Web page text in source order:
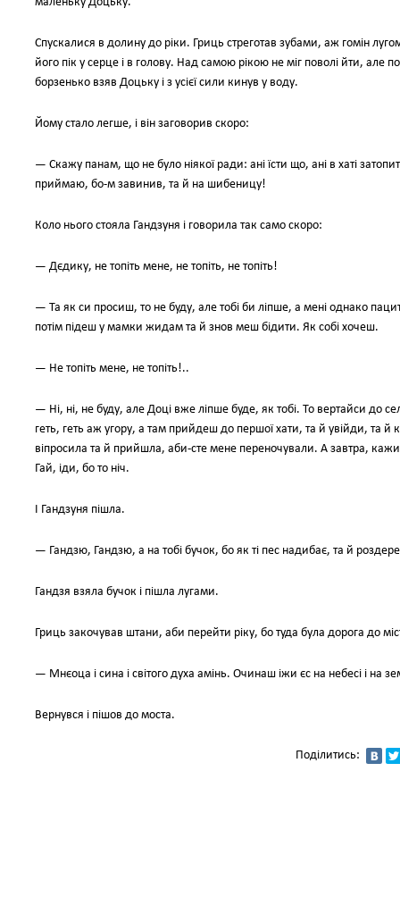
Спускалися в долину до ріки. Гриць стреготав зубами, аж гомін
його пік у серце і в голову. Над самою рікою не міг поволі йти, але
борзенько взяв Доцьку і з усієї сили кинув у воду.
Йому стало легше, і він заговорив скоро:
— Скажу панам, що не було ніякої ради: ані їсти що, ані в хаті
приймаю, бо-м завинив, та й на шибеницу!
Коло нього стояла Гандзуня і говорила так само скоро:
— Дєдику, не топіть мене, не топіть, не топіть!
— Та як си просиш, то не буду, але тобі би ліпше, а мені однако
потім підеш у мамки жидам та й знов меш бідити. Як собі хочеш.
— Не топіть мене, не топіть!..
— Ні, ні, не буду, але Доці вже ліпше буде, як тобі. То вертайси до
геть, геть аж угору, а там прийдеш до першої хати, та й увійди, та
віпросила та й прийшла, аби-сте мене переночували. А завтра,
Гай, іди, бо то ніч.
І Гандзуня пішла.
— Гандзю, Гандзю, а на тобі бучок, бо як ті пес надибає, та й
Гандзя взяла бучок і пішла лугами.
Гриць закочував штани, аби перейти ріку, бо туда була дорога до
— Мнєоца і сина і світого духа амінь. Очинаш іжи єс на небесі і на
Вернувся і пішов до моста.
Поділитись: